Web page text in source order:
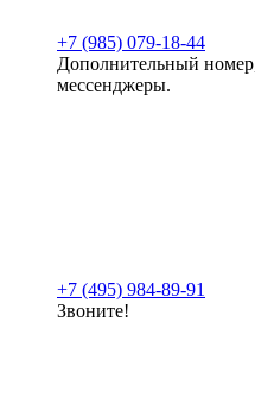
+7 (985) 079-18-44
Дополнительный номер,
мессенджеры.
+7 (495) 984-89-91
Звоните!